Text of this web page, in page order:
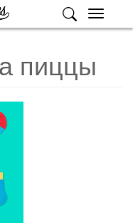
Меню
пиццы